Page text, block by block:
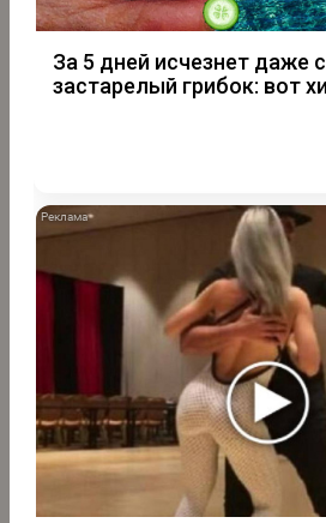
За 5 дней исчезнет даже
застарелый грибок: вот